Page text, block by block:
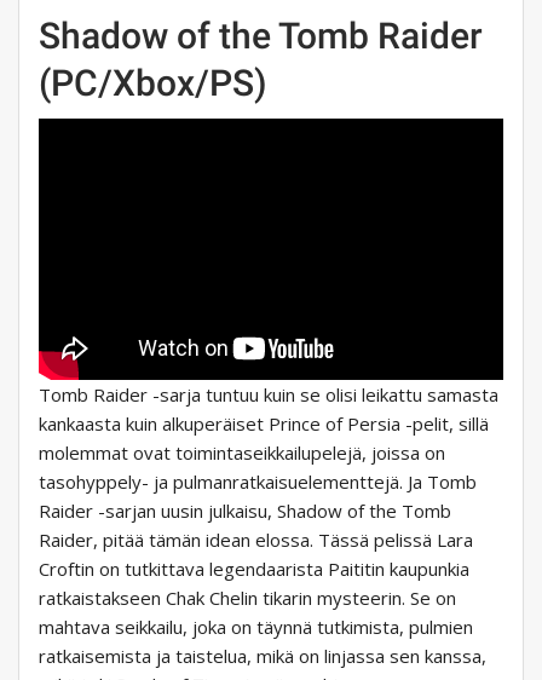
Shadow of the Tomb Raider
(PC/Xbox/PS)
Tomb Raider -sarja tuntuu kuin se olisi leikattu samasta
kankaasta kuin alkuperäiset Prince of Persia -pelit, sillä
molemmat ovat toimintaseikkailupelejä, joissa on
tasohyppely- ja pulmanratkaisuelementtejä. Ja Tomb
Raider -sarjan uusin julkaisu, Shadow of the Tomb
Raider, pitää tämän idean elossa. Tässä pelissä Lara
Croftin on tutkittava legendaarista Paititin kaupunkia
ratkaistakseen Chak Chelin tikarin mysteerin. Se on
mahtava seikkailu, joka on täynnä tutkimista, pulmien
ratkaisemista ja taistelua, mikä on linjassa sen kanssa,